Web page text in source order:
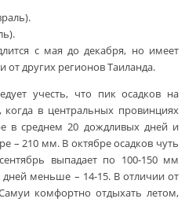
с мая до декабря, но имеет
от других регионов Таиланда.
учесть, что пик осадков на
когда в центральных провинциях
в среднем 20 дождливых дней и
– 210 мм. В октябре осадков чуть
выпадает по 100-150 мм
меньше – 14-15. В отличии от
комфортно отдыхать летом,